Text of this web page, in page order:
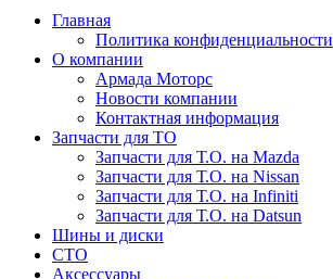
Главная
Политика конфиденциальности
О компании
Армада Моторс
Новости компании
Контактная информация
Запчасти для ТО
Запчасти для Т.О. на Mazda
Запчасти для Т.О. на Nissan
Запчасти для Т.О. на Infiniti
Запчасти для Т.О. на Datsun
Шины и диски
СТО
Аксессуары